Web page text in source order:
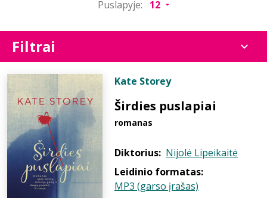
Puslapyje:
Filtrai
Kate Storey
Širdies puslapiai
romanas
Diktorius: Nijolė Lipeikaitė
Leidinio formatas:
MP3 (garso įrašas)